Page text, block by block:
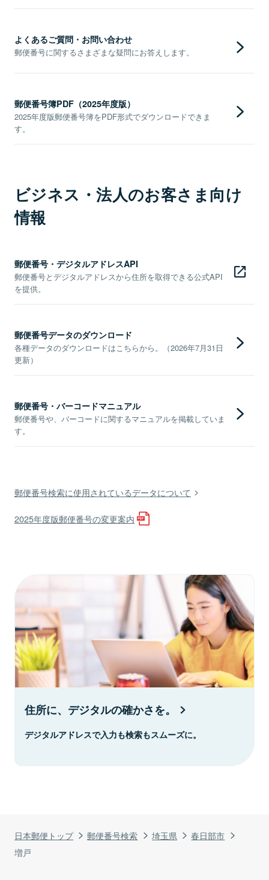
日本郵便トップ 郵便番号検索 埼玉県
春日部市
増戸
よくあるご質問・お問い合わせ
郵便番号に関するさまざまな疑問にお答えします。
郵便番号簿PDF（2025年度版）
2025年度版郵便番号簿をPDF形式でダウンロードできま
す。
ビジネス・法人のお客さま向け
情報
郵便番号・デジタルアドレスAPI
郵便番号とデジタルアドレスから住所を取得できる公式API
を提供。
郵便番号データのダウンロード
各種データのダウンロードはこちらから。（2026年7月31日
更新）
郵便番号・バーコードマニュアル
郵便番号や、バーコードに関するマニュアルを掲載していま
す。
郵便番号検索に使用されているデータについて
2025年度版郵便番号の変更案内
住所に、デジタルの確かさを。
デジタルアドレスで入力も検索もスムーズに。